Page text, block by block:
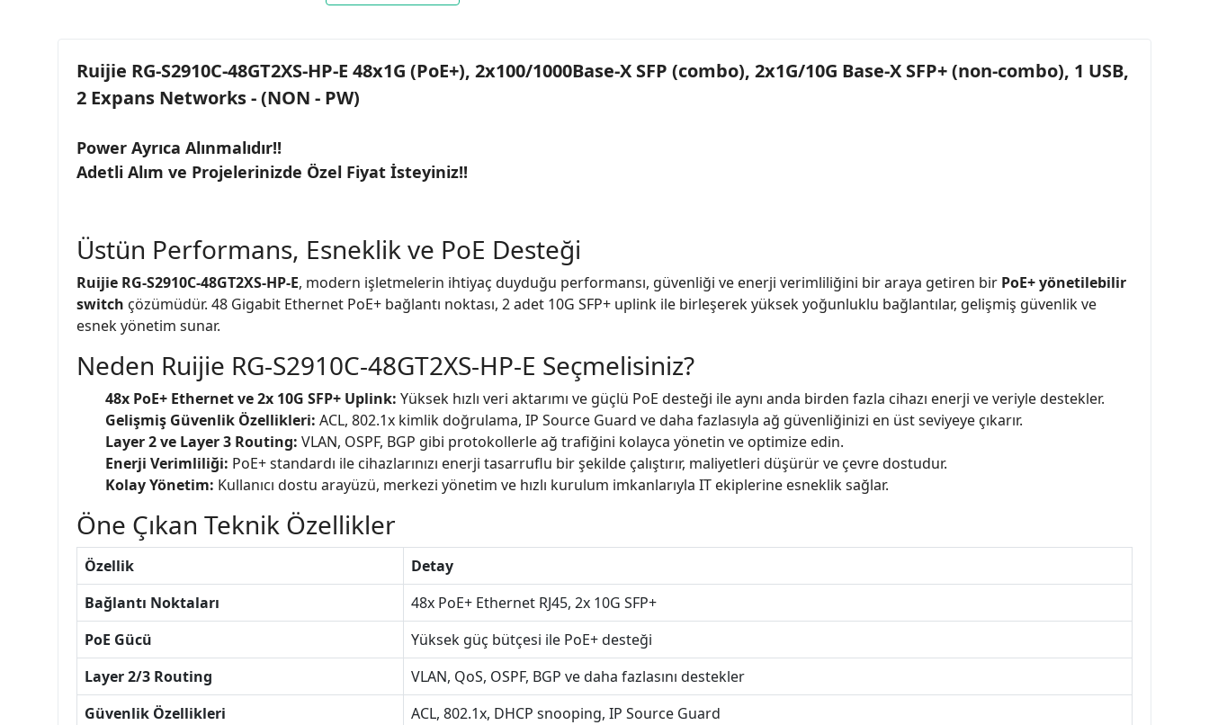
Ruijie RG-S2910C-48GT2XS-HP-E 48x1G (PoE+), 2x100/1000Base-X SFP (combo), 2x1G/10G Base-X SFP+ (non-combo), 1 USB,
2 Expans Networks - (NON - PW)
Power Ayrıca Alınmalıdır!!
Adetli Alım ve Projelerinizde Özel Fiyat İsteyiniz!!
Üstün Performans, Esneklik ve PoE Desteği
Ruijie RG-S2910C-48GT2XS-HP-E, modern işletmelerin ihtiyaç duyduğu performansı, güvenliği ve enerji verimliliğini bir araya getiren bir PoE+ yönetilebilir
switch çözümüdür. 48 Gigabit Ethernet PoE+ bağlantı noktası, 2 adet 10G SFP+ uplink ile birleşerek yüksek yoğunluklu bağlantılar, gelişmiş güvenlik ve
esnek yönetim sunar.
Neden Ruijie RG-S2910C-48GT2XS-HP-E Seçmelisiniz?
48x PoE+ Ethernet ve 2x 10G SFP+ Uplink: Yüksek hızlı veri aktarımı ve güçlü PoE desteği ile aynı anda birden fazla cihazı enerji ve veriyle destekler.
Gelişmiş Güvenlik Özellikleri: ACL, 802.1x kimlik doğrulama, IP Source Guard ve daha fazlasıyla ağ güvenliğinizi en üst seviyeye çıkarır.
Layer 2 ve Layer 3 Routing: VLAN, OSPF, BGP gibi protokollerle ağ trafiğini kolayca yönetin ve optimize edin.
Enerji Verimliliği: PoE+ standardı ile cihazlarınızı enerji tasarruflu bir şekilde çalıştırır, maliyetleri düşürür ve çevre dostudur.
Kolay Yönetim: Kullanıcı dostu arayüzü, merkezi yönetim ve hızlı kurulum imkanlarıyla IT ekiplerine esneklik sağlar.
Öne Çıkan Teknik Özellikler
Özellik
Detay
Bağlantı Noktaları
48x PoE+ Ethernet RJ45, 2x 10G SFP+
PoE Gücü
Yüksek güç bütçesi ile PoE+ desteği
Layer 2/3 Routing
VLAN, QoS, OSPF, BGP ve daha fazlasını destekler
Güvenlik Özellikleri
ACL, 802.1x, DHCP snooping, IP Source Guard